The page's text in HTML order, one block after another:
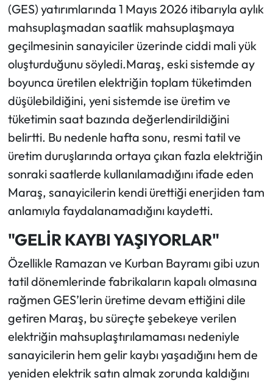
(GES) yatırımlarında 1 Mayıs 2026 itibarıyla aylık
mahsuplaşmadan saatlik mahsuplaşmaya
geçilmesinin sanayiciler üzerinde ciddi mali yük
oluşturduğunu söyledi.Maraş, eski sistemde ay
boyunca üretilen elektriğin toplam tüketimden
düşülebildiğini, yeni sistemde ise üretim ve
tüketimin saat bazında değerlendirildiğini
belirtti. Bu nedenle hafta sonu, resmi tatil ve
üretim duruşlarında ortaya çıkan fazla elektriğin
sonraki saatlerde kullanılamadığını ifade eden
Maraş, sanayicilerin kendi ürettiği enerjiden tam
anlamıyla faydalanamadığını kaydetti.
"GELİR KAYBI YAŞIYORLAR"
Özellikle Ramazan ve Kurban Bayramı gibi uzun
tatil dönemlerinde fabrikaların kapalı olmasına
rağmen GES’lerin üretime devam ettiğini dile
getiren Maraş, bu süreçte şebekeye verilen
elektriğin mahsuplaştırılamaması nedeniyle
sanayicilerin hem gelir kaybı yaşadığını hem de
yeniden elektrik satın almak zorunda kaldığını